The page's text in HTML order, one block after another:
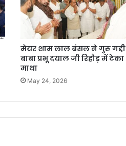
मेयर शाम लाल बंसल ने गुरू गद्दी
बाबा प्रभू दयाल जी रिहौड़ में टेका
माथा
May 24, 2026